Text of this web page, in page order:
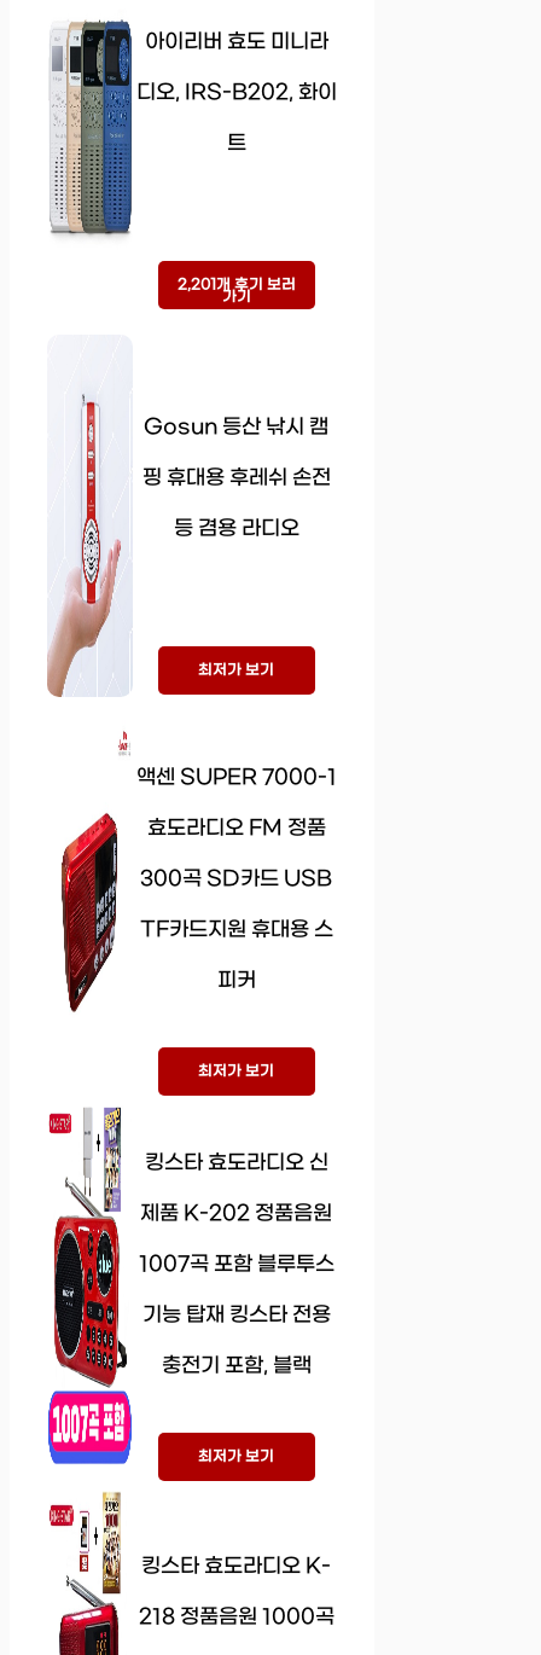
아이리버 효도 미니라
디오, IRS-B202, 화이
트
2,201개 후기 보러
가기
Gosun 등산 낚시 캠
핑 휴대용 후레쉬 손전
등 겸용 라디오
최저가 보기
액센 SUPER 7000-1
효도라디오 FM 정품
300곡 SD카드 USB
TF카드지원 휴대용 스
피커
최저가 보기
킹스타 효도라디오 신
제품 K-202 정품음원
1007곡 포함 블루투스
기능 탑재 킹스타 전용
충전기 포함, 블랙
최저가 보기
킹스타 효도라디오 K-
218 정품음원 1000곡